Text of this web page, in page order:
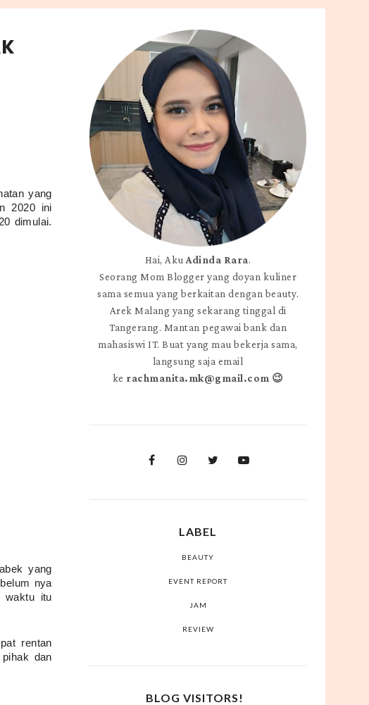
yang
2020 ini
dimulai.
yang
nya
waktu itu
rentan
dan
Hai, AkuAdinda Rara.
Seorang Mom Blogger yang doyan kuliner
sama semua yang berkaitan dengan beauty.
Arek Malang yang sekarang tinggal di
Tangerang. Mantan pegawai bank dan
mahasiswi IT. Buat yang mau bekerja sama,
langsung saja email
ke rachmanita.mk@gmail.com 😉
LABEL
BEAUTY
EVENT REPORT
JAM
REVIEW
BLOG VISITORS!